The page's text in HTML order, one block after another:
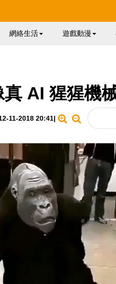
網絡生活 遊戲動漫
真 AI 猩猩機
11-2018 20:41|